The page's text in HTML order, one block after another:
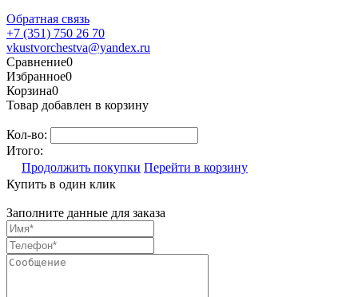
Обратная связь
+7 (351) 750 26 70
vkustvorchestva@yandex.ru
Сравнение0
Избранное0
Корзина0
Товар добавлен в корзину
Кол-во:
Итого:
Продолжить покупки Перейти в корзину
Купить в один клик
Заполните данные для заказа